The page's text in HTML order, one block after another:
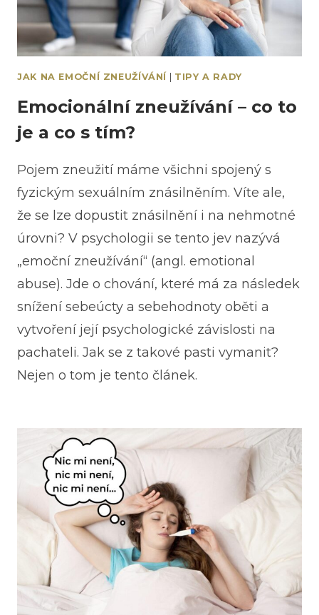
JAK NA EMOČNÍ ZNEUŽÍVÁNÍ TIPY A RADY
Emocionální zneužívání – co to
je a co s tím?
Pojem zneužití máme všichni spojený s
fyzickým sexuálním znásilněním. Víte ale,
že se lze dopustit znásilnění i na nehmotné
úrovni? V psychologii se tento jev nazývá
„emoční zneužívání“ (angl. emotional
abuse). Jde o chování, které má za následek
snížení sebeúcty a sebehodnoty oběti a
vytvoření její psychologické závislosti na
pachateli. Jak se z takové pasti vymanit?
Nejen o tom je tento článek.